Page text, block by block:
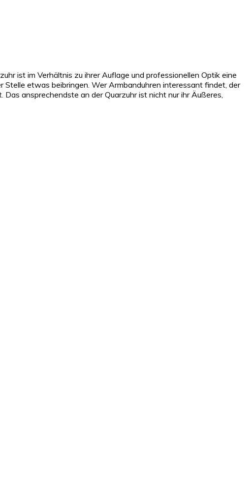
ist im Verhältnis zu ihrer Auflage und professionellen Optik eine
etwas beibringen. Wer Armbanduhren interessant findet, der
ansprechendste an der Quarzuhr ist nicht nur ihr Äußeres,